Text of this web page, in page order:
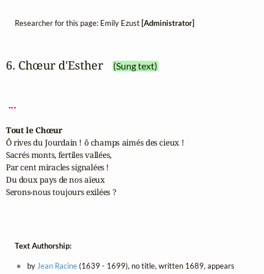
Researcher for this page: Emily Ezust [Administrator]
6. Chœur d'Esther (Sung text)
...
Tout le Chœur
Ô rives du Jourdain ! ô champs aimés des cieux !
Sacrés monts, fertiles vallées,
Par cent miracles signalées !
Du doux pays de nos aïeux
Serons-nous toujours exilées ?
Text Authorship:
by Jean Racine(1639 - 1699), no title, written 1689, appears